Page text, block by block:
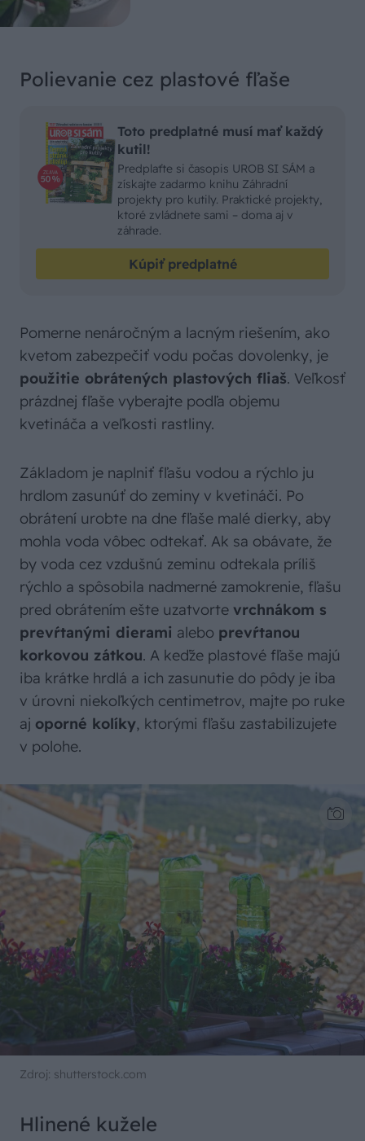
Polievanie cez plastové fľaše
Toto predplatné musí mať každý
kutil!
Predplaťte si časopis UROB SI SÁM a
získajte zadarmo knihu Záhradní
projekty pro kutily. Praktické projekty,
ktoré zvládnete sami – doma aj v
záhrade.
Kúpiť predplatné
Pomerne nenáročným a lacným riešením, ako
kvetom zabezpečiť vodu počas dovolenky, je
použitie obrátených plastových fliaš. Veľkosť
prázdnej fľaše vyberajte podľa objemu
kvetináča a veľkosti rastliny.
Základom je naplniť fľašu vodou a rýchlo ju
hrdlom zasunúť do zeminy v kvetináči. Po
obrátení urobte na dne fľaše malé dierky, aby
mohla voda vôbec odtekať. Ak sa obávate, že
by voda cez vzdušnú zeminu odtekala príliš
rýchlo a spôsobila nadmerné zamokrenie, fľašu
pred obrátením ešte uzatvorte vrchnákom s
prevŕtanými dierami alebo prevŕtanou
korkovou zátkou. A keďže plastové fľaše majú
iba krátke hrdlá a ich zasunutie do pôdy je iba
v úrovni niekoľkých centimetrov, majte po ruke
aj oporné kolíky, ktorými fľašu zastabilizujete
v polohe.
Zdroj: shutterstock.com
Hlinené kužele